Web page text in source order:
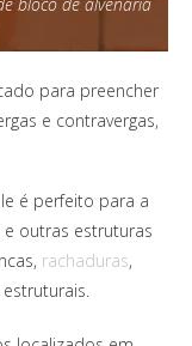
para preencher
e contravergas,
é perfeito para a
outras estruturas
rachaduras,